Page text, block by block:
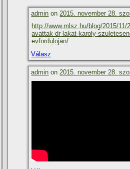
admin on2015. november 28.
http://www.mlsz.hu/blog/2015/11/
avattak-dr-lakat-karoly-
evfordulojan/
Válasz
admin on2015. november 28.